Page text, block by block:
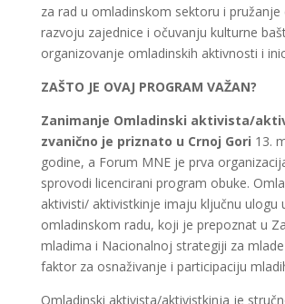
za rad u omladinskom sektoru i pružanje
razvoju zajednice i očuvanju kulturne
organizovanje omladinskih aktivnosti i
ZAŠTO JE OVAJ PROGRAM VAŽAN?
Zanimanje Omladinski aktivista/
zvanično je priznato u Crnoj Gori 13.
godine, a Forum MNE je prva
sprovodi licencirani program obuke.
aktivisti/ aktivistkinje imaju ključnu ulogu
omladinskom radu, koji je prepoznat u
mladima i Nacionalnoj strategiji za
faktor za osnaživanje i participaciju
Omladinski aktivista/aktivistkinja je